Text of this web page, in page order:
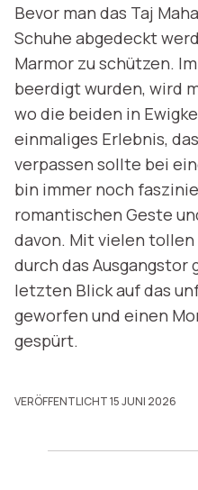
Bevor man das Taj
Schuhe abgedeckt
Marmor zu schützen.
beerdigt wurden, wird
wo die beiden in
einmaliges Erlebnis,
verpassen sollte bei
bin immer noch
romantischen Geste
davon. Mit vielen
durch das Ausgangstor
letzten Blick auf das
geworfen und einen
gespürt.
VERÖFFENTLICHT 15 JUNI 2026